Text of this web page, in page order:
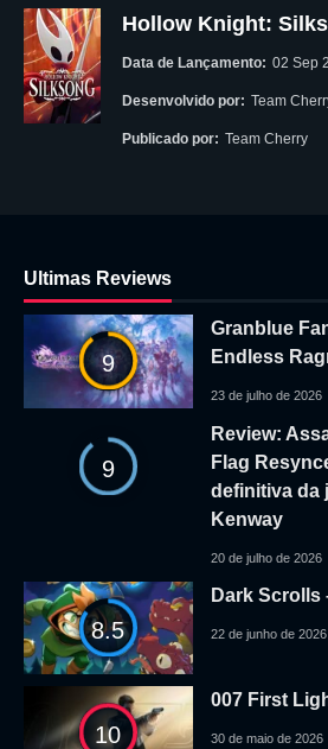
Hollow Knight:
Data de Lançamento: 02 Sep
Desenvolvido por: Team
Publicado por: Team Cherry
Ultimas Reviews
9
Granblue
Endless
23 de julho de 2026
9
Review:
Flag
definitiva da
Kenway
20 de julho de 2026
8.5
Dark Scrolls
22 de junho de 2026
10
007 First
30 de maio de 2026